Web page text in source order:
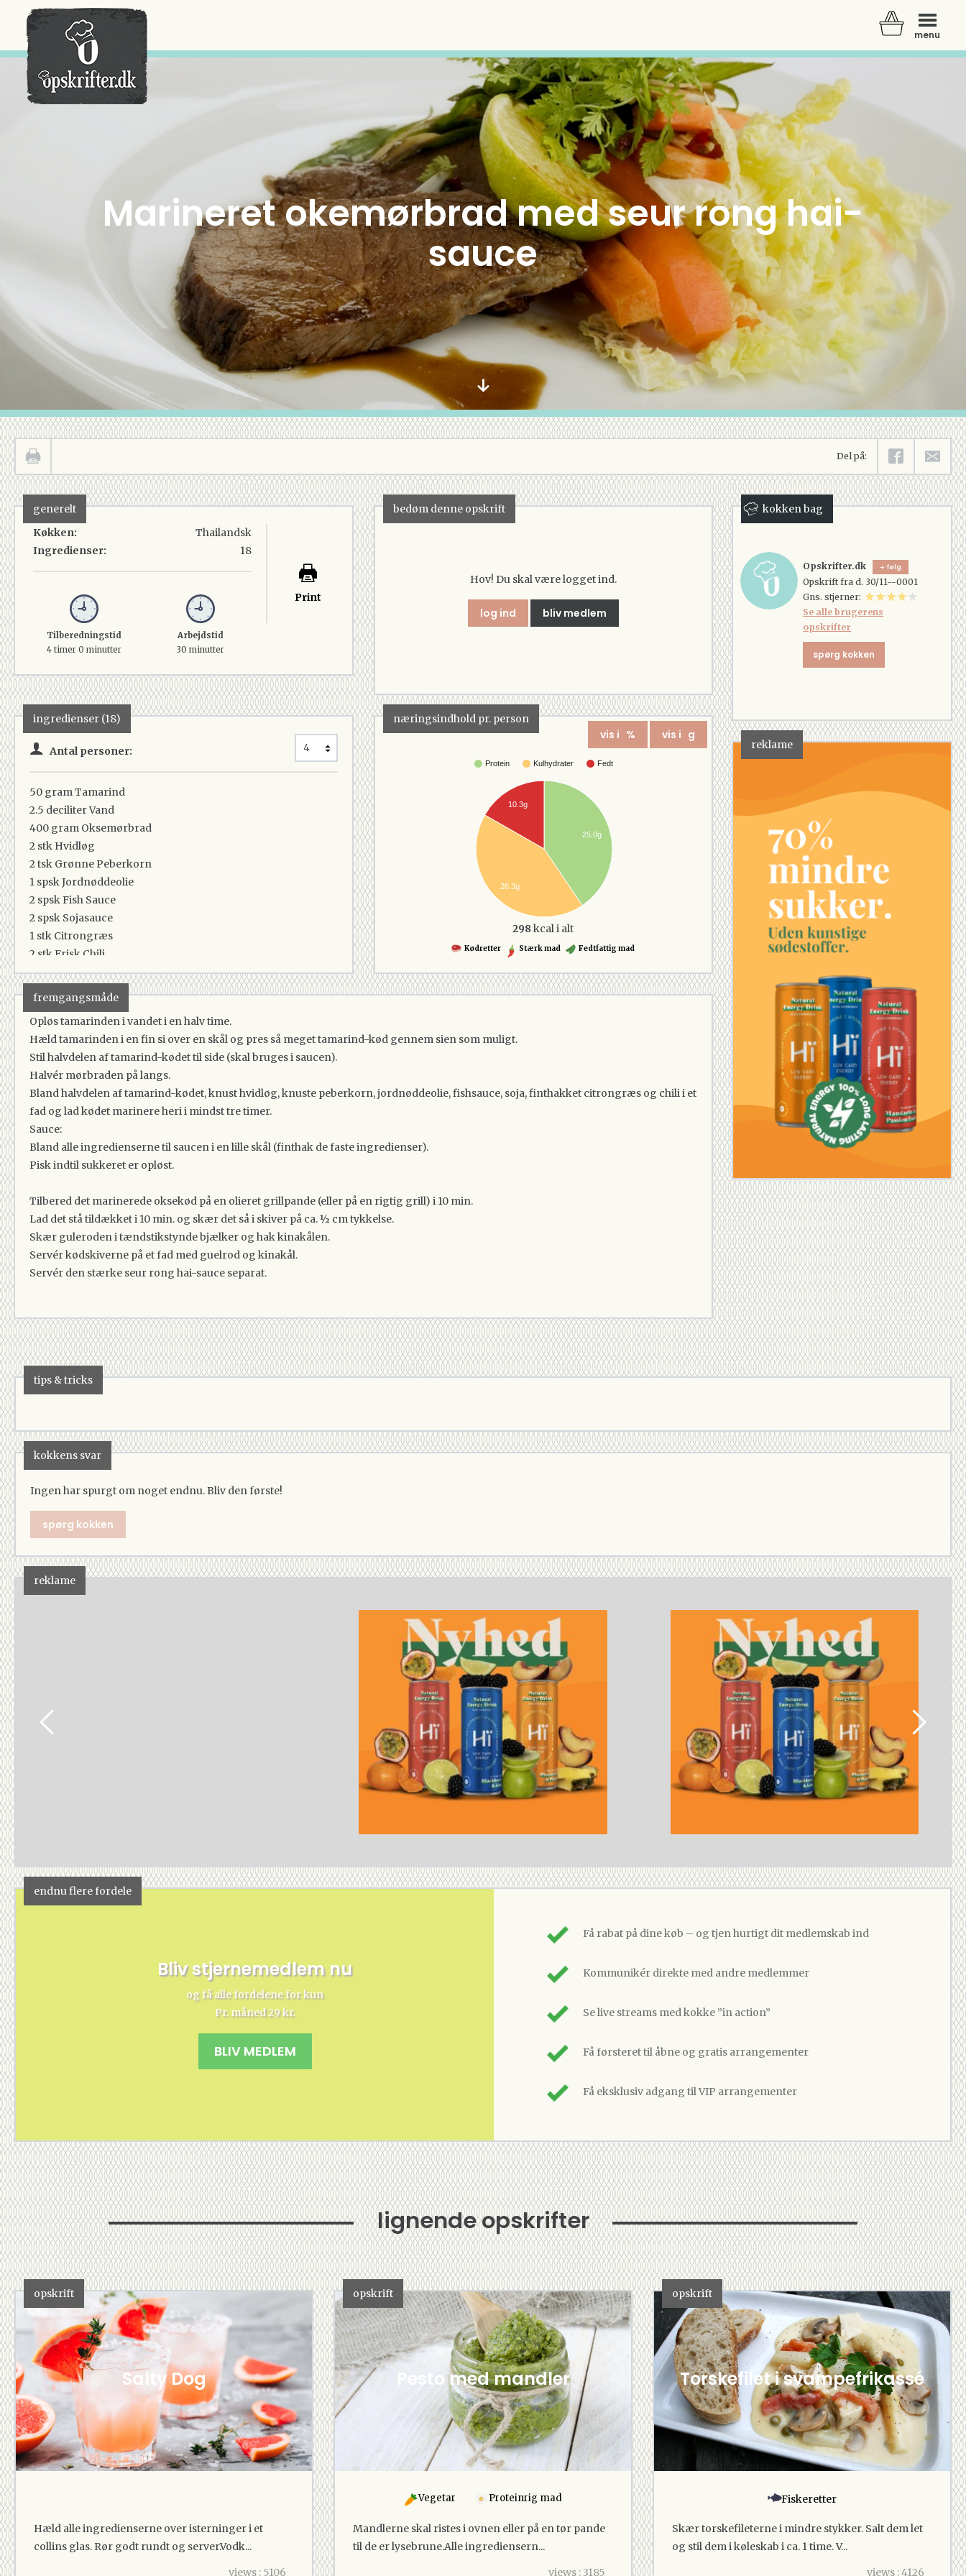
menu
Der er ingen varer i din kurv.
Marineret okemørbrad med seur rong hai-
sauce
Del på:
generelt
Køkken:
Ingredienser:
Thailandsk
18
Tilberedningstid
4 timer 0 minutter
Arbejdstid
30 minutter
Print
bedøm denne opskrift
Hov! Du skal være logget ind.
log ind bliv medlem
ingredienser (18)
Antal personer:
50 gramTamarind
2.5 deciliterVand
400 gram Oksemørbrad
2 stk Hvidløg
2 tsk Grønne Peberkorn
1 spskJordnøddeolie
2 spskFish Sauce
2 spsk Sojasauce
1 stk Citrongræs
2 stk Frisk Chili
3 spskFish Sauce
Limesaft
Sukker
1 stkFrisk Chili
1 stkForårsløg
1 spskFrisk Koriander
1 stkGulerod
80 gramKinakål
næringsindhold pr. person
vis i % vis i g
Protein Kulhydrater Fedt
25.0g
10.3g
26.3g
298kcal i alt
Kødretter Stærk mad Fedtfattig mad
fremgangsmåde
Opløs tamarinden i vandet i en halv time.
Hæld tamarinden i en fin si over en skål og pres så meget tamarind-kød gennem sien som muligt.
Stil halvdelen af tamarind-kødet til side (skal bruges i saucen).
Halvér mørbraden på langs.
Bland halvdelen af tamarind-kødet, knust hvidløg, knuste peberkorn, jordnøddeolie, fishsauce, soja, finthakket citrongræs og chili i et
fad og lad kødet marinere heri i mindst tre timer.
Sauce:
Bland alle ingredienserne til saucen i en lille skål (finthak de faste ingredienser).
Pisk indtil sukkeret er opløst.
Tilbered det marinerede oksekød på en olieret grillpande (eller på en rigtig grill) i 10 min.
Lad det stå tildækket i 10 min. og skær det så i skiver på ca. ½ cm tykkelse.
Skær guleroden i tændstikstynde bjælker og hak kinakålen.
Servér kødskiverne på et fad med guelrod og kinakål.
Servér den stærke seur rong hai-sauce separat.
kokken bag
Opskrifter.dk følg
Opskrift fra d. 30/11--0001
Gns. stjerner:
Se alle brugerens
opskrifter
spørg kokken
reklame
tips & tricks
kokkens svar
Ingen har spurgt om noget endnu. Bliv den første!
spørg kokken
reklame
endnu flere fordele
Bliv stjernemedlem nu
og få alle fordelene for kun
Pr. måned 29 kr.
BLIV MEDLEM
Få rabat på dine køb – og tjen hurtigt dit medlemskab ind
Kommunikér direkte med andre medlemmer
Se live streams med kokke ”in action”
Få førsteret til åbne og gratis arrangementer
Få eksklusiv adgang til VIP arrangementer
lignende opskrifter
opskrift
Salty Dog
Hæld alle ingredienserne over isterninger i et
collins glas. Rør godt rundt og server.Vodk...
views : 5106
opskrift
Pesto med mandler
Vegetar Proteinrig mad
Mandlerne skal ristes i ovnen eller på en tør pande
til de er lysebrune.Alle ingrediensern...
views : 3185
opskrift
Torskefilet i svampefrikassé
Fiskeretter
Skær torskefileterne i mindre stykker. Salt dem let
og stil dem i køleskab i ca. 1 time. V...
views : 4126